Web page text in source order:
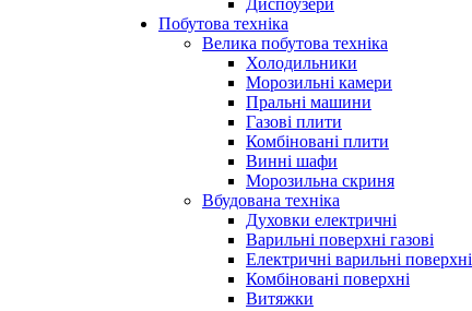
Диспоузери
Побутова техніка
Велика побутова техніка
Холодильники
Морозильні камери
Пральні машини
Газові плити
Комбіновані плити
Винні шафи
Морозильна скриня
Вбудована техніка
Духовки електричні
Варильні поверхні газові
Електричні варильні поверхні
Комбіновані поверхні
Витяжки